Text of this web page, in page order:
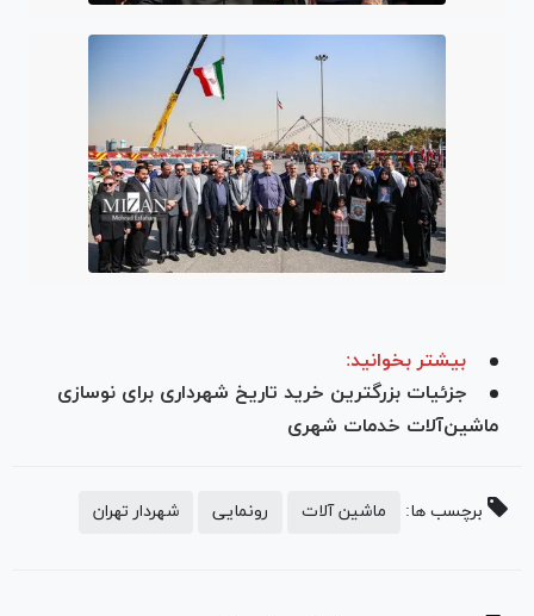
بیشتر بخوانید:
جزئیات بزرگترین خرید تاریخ شهرداری برای نوسازی
ماشین‌آلات خدمات شهری
برچسب ها: ماشین آلات رونمایی شهردار تهران